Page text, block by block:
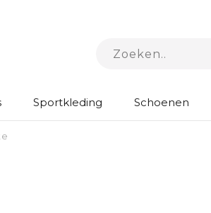
Sportkleding Schoenen